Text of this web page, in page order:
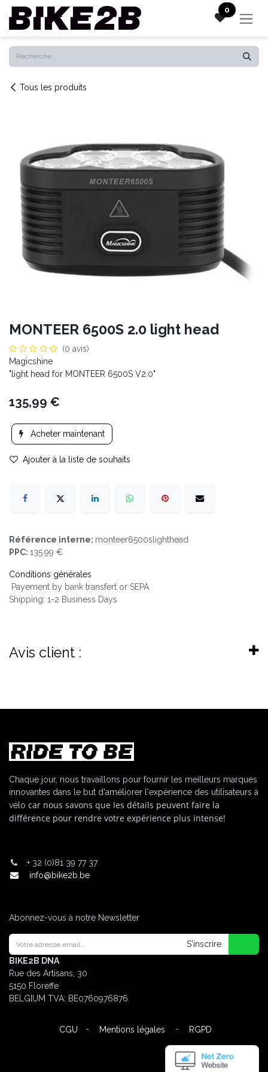
Se rendre au contenu 0
Tous les produits
MONTEER 6500S 2.0 light head
(0 avis)
Magicshine
"light head for MONTEER 6500S V2.0"
135,99 €
Acheter maintenant
Ajouter à la liste de souhaits
Référence interne: monteer6500slighthead
PPC: 135.99 €
Conditions générales
Payement by bank transfert or SEPA
Shipping: 1-2 Business Days
Avis client :
Chaque jour, nous travaillons pour fournir les meilleurs marques
innovantes dans le but d'améliorer l'expérience des utilisateurs à
vélo car nous savons que les détails peuvent faire la
différence pour rendre votre expérience plus intense!
+ 32 (0)81 39 77 37
info@bike2b.be
Abonnez-vous à notre Newsletter
S'inscrire
BIKE2B DNA
Rue des Artisans, 30
5150 Floreffe
BELGIUM TVA: BE0760976876
CGU - Mentions légales - RGPD